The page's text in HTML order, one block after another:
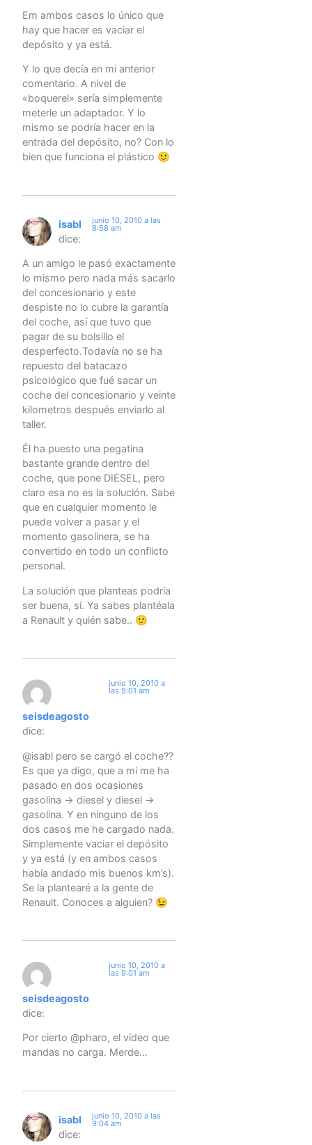
Em ambos casos lo único que
hay que hacer es vaciar el
depósito y ya está.
Y lo que decía en mi anterior
comentario. A nivel de
«boquerel» sería simplemente
meterle un adaptador. Y lo
mismo se podría hacer en la
entrada del depósito, no? Con lo
bien que funciona el plástico 🙂
isabl
dice:
junio 10, 2010 a las
8:58 am
A un amigo le pasó exactamente
lo mismo pero nada más sacarlo
del concesionario y este
despiste no lo cubre la garantía
del coche, así que tuvo que
pagar de su bolsillo el
desperfecto.Todavía no se ha
repuesto del batacazo
psicológico que fué sacar un
coche del concesionario y veinte
kilometros después enviarlo al
taller.
Él ha puesto una pegatina
bastante grande dentro del
coche, que pone DIESEL, pero
claro esa no es la solución. Sabe
que en cualquier momento le
puede volver a pasar y el
momento gasolinera, se ha
convertido en todo un conflicto
personal.
La solución que planteas podría
ser buena, sí. Ya sabes plantéala
a Renault y quién sabe.. 🙂
seisdeagosto
dice:
junio 10, 2010 a
las 9:01 am
@isabl pero se cargó el coche??
Es que ya digo, que a mi me ha
pasado en dos ocasiones
gasolina -> diesel y diesel ->
gasolina. Y en ninguno de los
dos casos me he cargado nada.
Simplemente vaciar el depósito
y ya está (y en ambos casos
había andado mis buenos km’s).
Se la plantearé a la gente de
Renault. Conoces a alguien? 😉
seisdeagosto
dice:
junio 10, 2010 a
las 9:01 am
Por cierto @pharo, el vídeo que
mandas no carga. Merde…
isabl
dice:
junio 10, 2010 a las
9:04 am